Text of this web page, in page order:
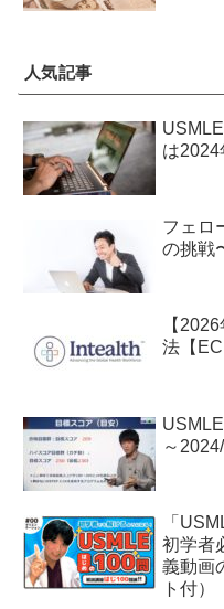
人気記事
は
フェロ
の挑戦
【
法【
～
「
初学者
義動画
ト付）